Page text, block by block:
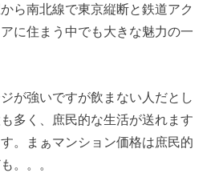
ら南北線で東京縦断と鉄道アク
に住まう中でも大きな魅力の一
が強いですが飲まない人だとし
多く、庶民的な生活が送れます
。まぁマンション価格は庶民的
。。。